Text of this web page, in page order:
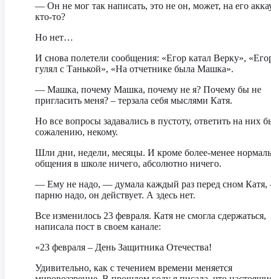
— Он не мог так написать, это не он, может, на его
кто-то?
Но нет…
И снова полетели сообщения: «Егор катал Верку»,
гулял с Танькой», «На отчетнике была Машка».
— Машка, почему Машка, почему не я? Почему бы не
пригласить меня? – терзала себя мыслями Катя.
Но все вопросы задавались в пустоту, ответить на них
сожалению, некому.
Шли дни, недели, месяцы. И кроме более-менее
общения в школе ничего, абсолютно ничего.
— Ему не надо, — думала каждый раз перед сном Катя,
парню надо, он действует. А здесь нет.
Все изменилось 23 февраля. Катя не смогла сдержаться,
написала пост в своем канале:
«23 февраля – День Защитника Отечества!
Удивительно, как с течением времени меняется